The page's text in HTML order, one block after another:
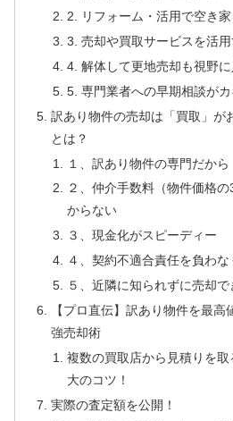
2. リフォーム・活用で空き
3. 売却や買取サービスを活用
4. 解体して更地売却も視野に
5. 専門業者への早期相談が
訳あり物件の売却は「買取」が
とは？
１、訳あり物件の専門だか
２、仲介手数料（物件価格
からない
３、現金化がスピーディー
４、契約不適合責任を負わな
５、近隣に知られずに売却で
【プロ直伝】訳あり物件を最
強売却術
複数の買取店から見積りを
大のコツ！
実際の査定額を公開！